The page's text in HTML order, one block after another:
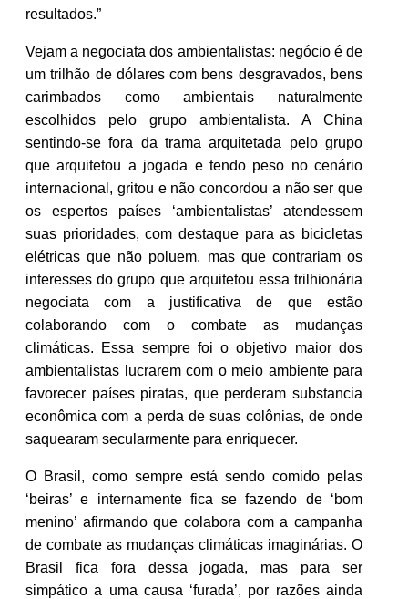
resultados.”
Vejam a negociata dos ambientalistas: negócio é de
um trilhão de dólares com bens desgravados, bens
carimbados como ambientais naturalmente
escolhidos pelo grupo ambientalista. A China
sentindo-se fora da trama arquitetada pelo grupo
que arquitetou a jogada e tendo peso no cenário
internacional, gritou e não concordou a não ser que
os espertos países ‘ambientalistas’ atendessem
suas prioridades, com destaque para as bicicletas
elétricas que não poluem, mas que contrariam os
interesses do grupo que arquitetou essa trilhionária
negociata com a justificativa de que estão
colaborando com o combate as mudanças
climáticas. Essa sempre foi o objetivo maior dos
ambientalistas lucrarem com o meio ambiente para
favorecer países piratas, que perderam substancia
econômica com a perda de suas colônias, de onde
saquearam secularmente para enriquecer.
O Brasil, como sempre está sendo comido pelas
‘beiras’ e internamente fica se fazendo de ‘bom
menino’ afirmando que colabora com a campanha
de combate as mudanças climáticas imaginárias. O
Brasil fica fora dessa jogada, mas para ser
simpático a uma causa ‘furada’, por razões ainda